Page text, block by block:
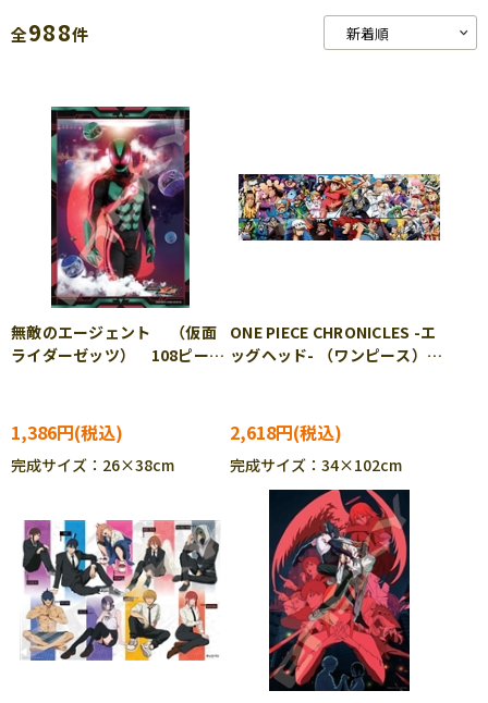
全988件
無敵のエージェント （仮面
ライダーゼッツ） 108ピー
1,386円
完成サイズ：26×38cm
ONE PIECE CHRONICLES -エ
ッグヘッド- （ワンピース）
2,618円
完成サイズ：34×102cm